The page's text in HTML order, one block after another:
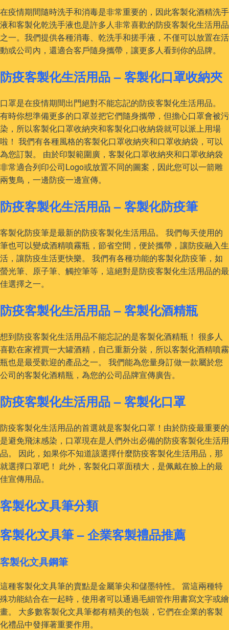
在疫情期間隨時洗手和消毒是非常重要的，因此客製化酒精洗手
液和客製化乾洗手液也是許多人非常喜歡的防疫客製化生活用品
之一。我們提供各種消毒、乾洗手和搓手液，不僅可以放置在活
動或公司內，還適合客戶隨身攜帶，讓更多人看到你的品牌。
防疫客製化生活用品 – 客製化口罩收納夾
口罩是在疫情期間出門絕對不能忘記的防疫客製化生活用品。
有時你想準備更多的口罩並把它們隨身攜帶，但擔心口罩會被污
染，所以客製化口罩收納夾和客製化口收納袋就可以派上用場
啦！ 我們有各種風格的客製化口罩收納夾和口罩收納袋，可以
為您訂製。 由於印製範圍廣，客製化口罩收納夾和口罩收納袋
非常適合列印公司Logo或放置不同的圖案，因此您可以一箭雕
兩隻鳥，一邊防疫一邊宣傳。
防疫客製化生活用品 – 客製化防疫筆
客製化防疫筆是最新的防疫客製化生活用品。 我們每天使用的
筆也可以變成酒精噴霧瓶，節省空間，便於攜帶，讓防疫融入生
活，讓防疫生活更快樂。 我們有各種功能的客製化防疫筆，如
螢光筆、原子筆、觸控筆等，這絕對是防疫客製化生活用品的最
佳選擇之一。
防疫客製化生活用品 – 客製化酒精瓶
想到防疫客製化生活用品不能忘記的是客製化酒精瓶！ 很多人
喜歡在家裡買一大罐酒精，自己重新分裝，所以客製化酒精噴霧
瓶也是最受歡迎的產品之一。 我們能為您量身訂做一款屬於您
公司的客製化酒精瓶，為您的公司品牌宣傳廣告。
防疫客製化生活用品 – 客製化口罩
防疫客製化生活用品的首選就是客製化口罩！由於防疫最重要的
是避免飛沫感染，口罩現在是人們外出必備的防疫客製化生活用
品。 因此，如果你不知道該選擇什麼防疫客製化生活用品，那
就選擇口罩吧！ 此外，客製化口罩面積大，是佩戴在臉上的最
佳宣傳用品。
客製化文具筆分類
客製化文具筆 – 企業客製禮品推薦
客製化文具鋼筆
這種客製化文具筆的賣點是金屬筆尖和儲墨特性。 當這兩種特
殊功能結合在一起時，使用者可以通過毛細管作用書寫文字或繪
畫。 大多數客製化文具筆都有精美的包裝，它們在企業的客製
化禮品中發揮著重要作用。